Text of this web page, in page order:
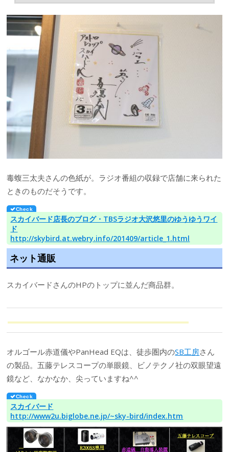
毒蝮三太夫さんの色紙が。ラジオ番組の収録で店舗に来られた
ときのものだそうです。
スカイバード店長のブログ・TBSラジオ大沢悠里のゆうゆうワイ
ド
http://skybird.at.webry.info/201409/article_1.html
ネット通販
スカイバードさんのHPのトップに並んだ商品群。
オルゴール赤道儀やPanHead EQは、徒歩圏内のSB工房さん
の製品。五藤テレスコープの単眼鏡、ビノテクノ社の双眼望遠
鏡など、なかなか、尖っていますね^^
スカイバード
http://www2u.biglobe.ne.jp/~sky-bird/index.htm